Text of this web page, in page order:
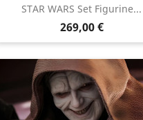
STAR WARS Set Figurine...
Prix
269,00 €
Aperçu rapide